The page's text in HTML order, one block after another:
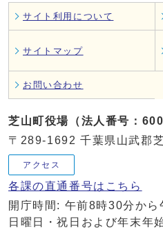
サイト利用について
サイトマップ
お問い合わせ
芝山町役場（法人番号：
〒289-1692 千葉県山武郡
アクセス
各課の直通番号はこちら
開庁時間: 午前8時30分から
日曜日・祝日および年末年